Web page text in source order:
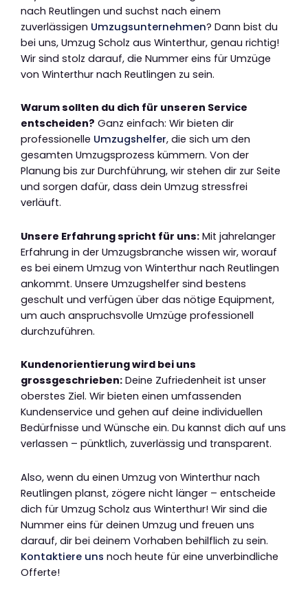
nach Reutlingen und suchst nach einem
zuverlässigen Umzugsunternehmen? Dann bist du
bei uns, Umzug Scholz aus Winterthur, genau richtig!
Wir sind stolz darauf, die Nummer eins für Umzüge
von Winterthur nach Reutlingen zu sein.
Warum sollten du dich für unseren Service
entscheiden? Ganz einfach: Wir bieten dir
professionelle Umzugshelfer, die sich um den
gesamten Umzugsprozess kümmern. Von der
Planung bis zur Durchführung, wir stehen dir zur Seite
und sorgen dafür, dass dein Umzug stressfrei
verläuft.
Unsere Erfahrung spricht für uns: Mit jahrelanger
Erfahrung in der Umzugsbranche wissen wir, worauf
es bei einem Umzug von Winterthur nach Reutlingen
ankommt. Unsere Umzugshelfer sind bestens
geschult und verfügen über das nötige Equipment,
um auch anspruchsvolle Umzüge professionell
durchzuführen.
Kundenorientierung wird bei uns
grossgeschrieben: Deine Zufriedenheit ist unser
oberstes Ziel. Wir bieten einen umfassenden
Kundenservice und gehen auf deine individuellen
Bedürfnisse und Wünsche ein. Du kannst dich auf uns
verlassen – pünktlich, zuverlässig und transparent.
Also, wenn du einen Umzug von Winterthur nach
Reutlingen planst, zögere nicht länger – entscheide
dich für Umzug Scholz aus Winterthur! Wir sind die
Nummer eins für deinen Umzug und freuen uns
darauf, dir bei deinem Vorhaben behilflich zu sein.
Kontaktiere uns noch heute für eine unverbindliche
Offerte!